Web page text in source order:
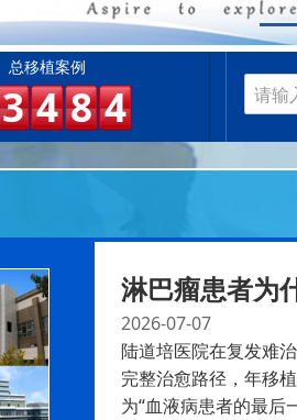
总移植案例
3 4 8 4
淋巴瘤患者为
2026-07-07
陆道培医院在复发难
完整治愈路径，年移
为“血液病患者的最后